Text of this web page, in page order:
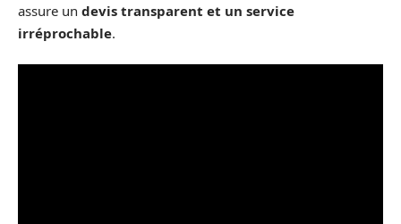
assure un devis transparent et un service
irréprochable.